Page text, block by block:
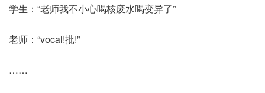
学生：“老师我不小心喝核废水喝变异了”
老师：“vocal!批!”
……